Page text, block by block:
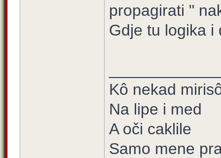
propagirati "
Gdje tu logika i
Kô nekad
Na lipe i med
A oči caklile
Samo mene